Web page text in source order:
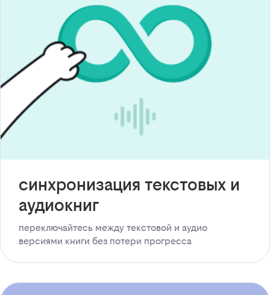
синхронизация текстовых и
аудиокниг
переключайтесь между текстовой и аудио
версиями книги без потери прогресса